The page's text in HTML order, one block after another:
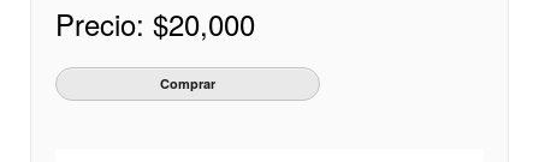
Precio: $20,000